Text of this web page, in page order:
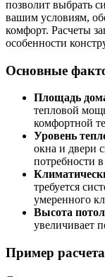
позволит выбрать
вашим условиям,
комфорт. Расчеты
особенности
Основные
Площадь
тепловой
комфортной
Уровень
окна и двери
потребности в
требуется
умеренного
Высота
увеличивает
Пример расчета